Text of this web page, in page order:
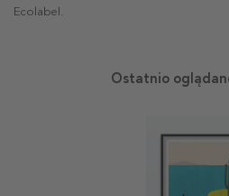
Ecolabel.
Ostatnio